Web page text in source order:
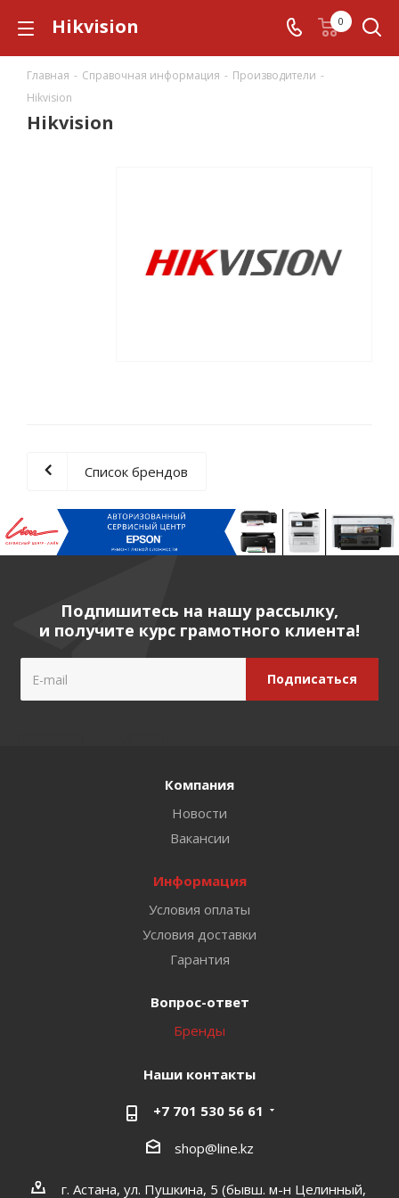
Hikvision 0
Главная - Справочная информация - Производители -
Hikvision
Hikvision
Список брендов
Подпишитесь на нашу рассылку,
и получите курс грамотного клиента!
Компания
Новости
Вакансии
Информация
Условия оплаты
Условия доставки
Гарантия
Вопрос-ответ
Бренды
Наши контакты
+7 701 530 56 61
shop@line.kz
г. Астана, ул. Пушкина, 5 (бывш. м-н Целинный,